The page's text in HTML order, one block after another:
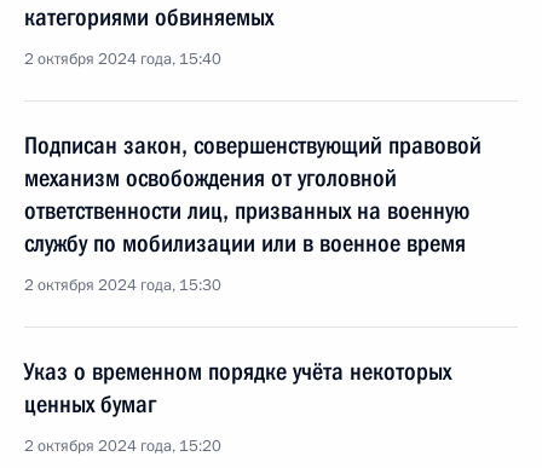
категориями обвиняемых
2 октября 2024 года, 15:40
Подписан закон, совершенствующий правовой
механизм освобождения от уголовной
ответственности лиц, призванных на военную
службу по мобилизации или в военное время
2 октября 2024 года, 15:30
Указ о временном порядке учёта некоторых
ценных бумаг
2 октября 2024 года, 15:20